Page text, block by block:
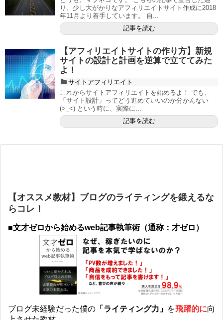
り、少し大がかりなアフィリエイトサイト作成に2018
年11月より着手しています。 自...
記事を読む
【アフィリエイトサイトの作り方】新規
サイトの設計と計画を逆算で立ててみた
よ！
サイトアフィリエイト
これからサイトアフィリエイトを始めるよ！ でも、
「サイト設計」ってどう進めていいのか分かんない
(>_<) という時に、実際に...
記事を読む
【オススメ教材】ブログのライティングを鍛えるな
らコレ！
■文才ゼロから始めるweb記事執筆術（通称：才ゼロ）
ブログ未経験だった僕の 「ライティング力」 を飛躍的に向